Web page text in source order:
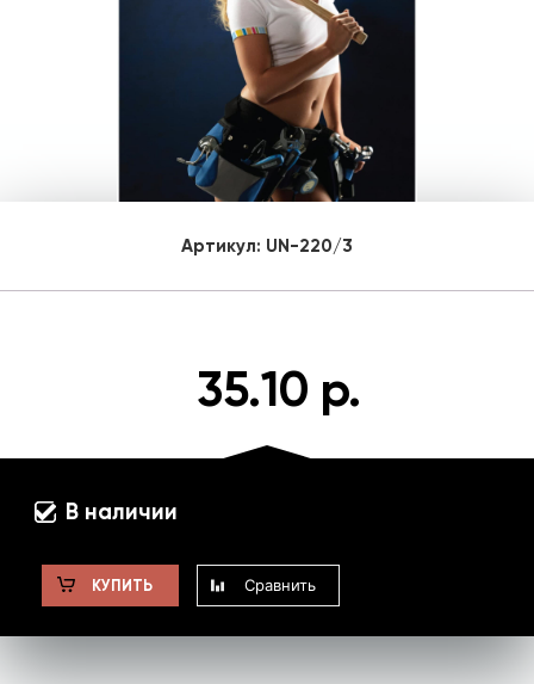
Артикул: UN-220/3
35.10 р.
В наличии
КУПИТЬ Сравнить